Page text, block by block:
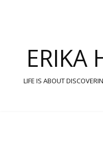
ERIKA
LIFE IS ABOUT